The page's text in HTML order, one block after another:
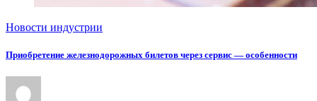
Новости индустрии
Приобретение железнодорожных билетов через сервис — особенности